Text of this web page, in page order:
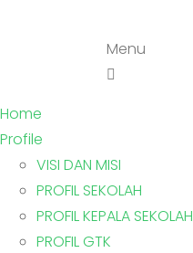
Menu
Home
Profile
VISI DAN MISI
PROFIL SEKOLAH
PROFIL KEPALA SEKOLAH
PROFIL GTK